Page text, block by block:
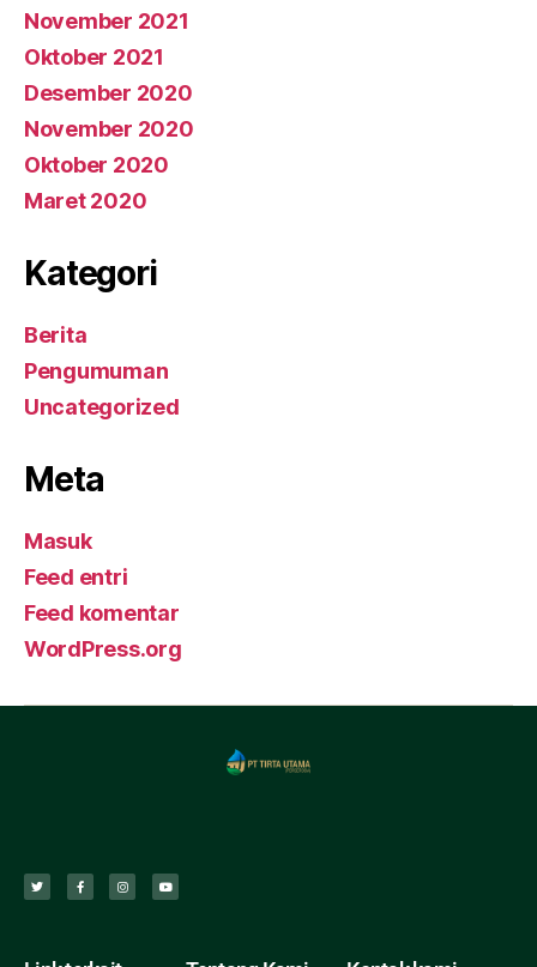
November 2021
Oktober 2021
Desember 2020
November 2020
Oktober 2020
Maret 2020
Kategori
Berita
Pengumuman
Uncategorized
Meta
Masuk
Feed entri
Feed komentar
WordPress.org